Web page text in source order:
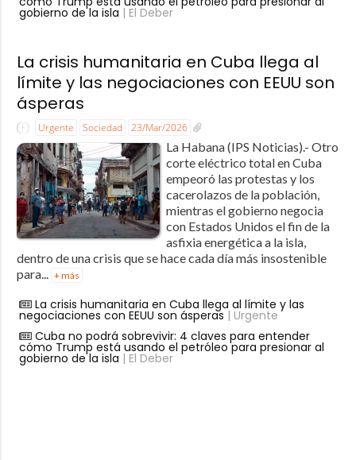
gobierno de la isla | El Deber
La crisis humanitaria en Cuba llega al
límite y las negociaciones con EEUU son
ásperas
Urgente Sociedad 23/Mar/2026
La Habana (IPS Noticias).- Otro
corte eléctrico total en Cuba
empeoró las protestas y los
cacerolazos de la población,
mientras el gobierno negocia
con Estados Unidos el fin de la
asfixia energética a la isla,
dentro de una crisis que se hace cada día más insostenible
para... + más
La crisis humanitaria en Cuba llega al límite y las
negociaciones con EEUU son ásperas | Urgente
Cuba no podrá sobrevivir: 4 claves para entender
cómo Trump está usando el petróleo para presionar al
gobierno de la isla | El Deber